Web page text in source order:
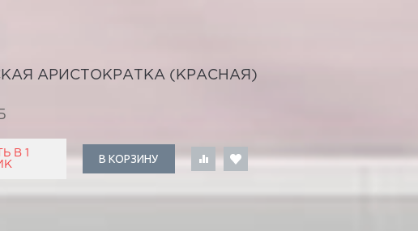
АРИСТОКРАТКА (КРАСНАЯ)
В 1
В КОРЗИНУ